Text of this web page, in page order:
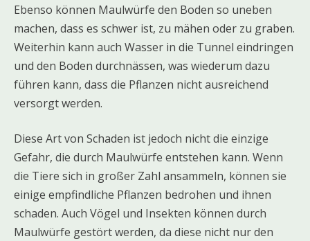
Ebenso können Maulwürfe den Boden so uneben
machen, dass es schwer ist, zu mähen oder zu graben.
Weiterhin kann auch Wasser in die Tunnel eindringen
und den Boden durchnässen, was wiederum dazu
führen kann, dass die Pflanzen nicht ausreichend
versorgt werden.
Diese Art von Schaden ist jedoch nicht die einzige
Gefahr, die durch Maulwürfe entstehen kann. Wenn
die Tiere sich in großer Zahl ansammeln, können sie
einige empfindliche Pflanzen bedrohen und ihnen
schaden. Auch Vögel und Insekten können durch
Maulwürfe gestört werden, da diese nicht nur den